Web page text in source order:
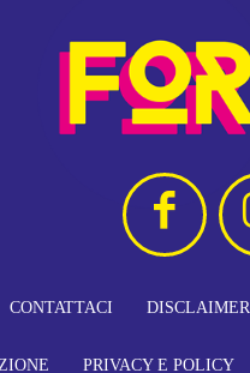
CONTATTACI DISCLAIMER
PRIVACY E POLICY